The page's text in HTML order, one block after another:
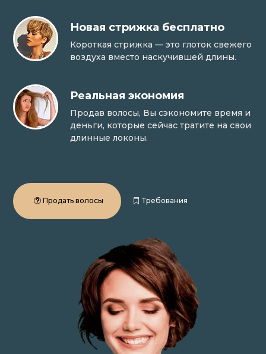
Новая стрижка бесплатно
Короткая стрижка — это глоток свежего
воздуха вместо наскучившей длины.
Реальная экономия
Продав волосы, Вы сэкономите время и
деньги, которые сейчас тратите на свои
длинные локоны.
Продать волосы Требования